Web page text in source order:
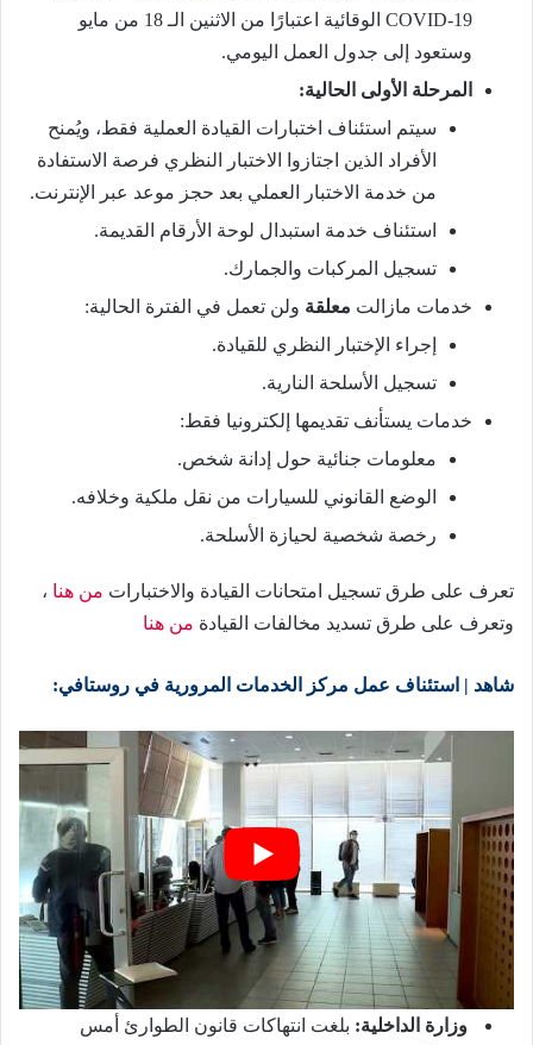
COVID-19 الوقائية اعتبارًا من الاثنين الـ 18 من مايو
وستعود إلى جدول العمل اليومي.
المرحلة الأولى الحالية:
سيتم استئناف اختبارات القيادة العملية فقط، ويُمنح
الأفراد الذين اجتازوا الاختبار النظري فرصة الاستفادة
من خدمة الاختبار العملي بعد حجز موعد عبر الإنترنت.
استئناف خدمة استبدال لوحة الأرقام القديمة.
تسجيل المركبات والجمارك.
خدمات مازالت معلقة ولن تعمل في الفترة الحالية:
إجراء الإختبار النظري للقيادة.
تسجيل الأسلحة النارية.
خدمات يستأنف تقديمها إلكترونيا فقط:
معلومات جنائية حول إدانة شخص.
الوضع القانوني للسيارات من نقل ملكية وخلافه.
رخصة شخصية لحيازة الأسلحة.
تعرف على طرق تسجيل امتحانات القيادة والاختبارات من هنا ،
وتعرف على طرق تسديد مخالفات القيادة من هنا
شاهد | استئناف عمل مركز الخدمات المرورية في روستافي:
وزارة الداخلية: بلغت انتهاكات قانون الطوارئ أمس